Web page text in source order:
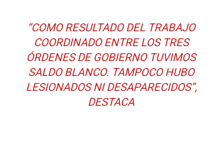
“COMO RESULTADO DEL TRABAJO
COORDINADO ENTRE LOS TRES
ÓRDENES DE GOBIERNO TUVIMOS
SALDO BLANCO. TAMPOCO HUBO
LESIONADOS NI DESAPARECIDOS”,
DESTACA